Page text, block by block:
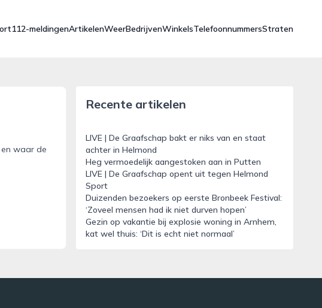
112-meldingenArtikelenWeerBedrijvenWinkelsTelefoonnummersStraten
waar de
Recente artikelen
LIVE | De Graafschap bakt er niks van en staat
achter in Helmond
Heg vermoedelijk aangestoken aan in Putten
LIVE | De Graafschap opent uit tegen Helmond
Sport
Duizenden bezoekers op eerste Bronbeek Festival:
‘Zoveel mensen had ik niet durven hopen’
Gezin op vakantie bij explosie woning in Arnhem,
kat wel thuis: ‘Dit is echt niet normaal’